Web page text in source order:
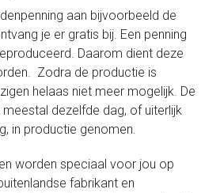
aan bijvoorbeeld de
je er gratis bij. Een penning
Daarom dient deze
Zodra de productie is
helaas niet meer mogelijk. De
dezelfde dag, of uiterlijk
in productie genomen.
worden speciaal voor jou op
fabrikant en